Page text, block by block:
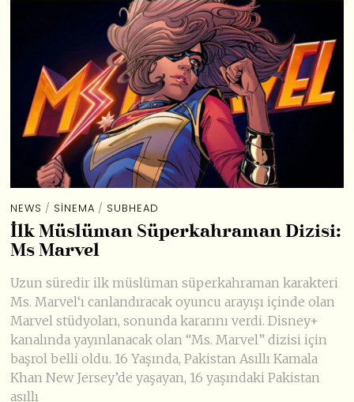
NEWS / SINEMA / SUBHEAD
İlk Müslüman Süperkahraman Dizisi:
Ms Marvel
Uzun süredir ilk müslüman süperkahraman karakteri
Ms. Marvel‘ı canlandıracak oyuncu arayışı içinde olan
Marvel stüdyoları, sonunda kararını verdi. Disney+
kanalında yayınlanacak olan “Ms. Marvel” dizisi için
başrol belli oldu. 16 Yaşında, Pakistan Asıllı Kamala
Khan New Jersey’de yaşayan, 16 yaşındaki Pakistan
asıllı